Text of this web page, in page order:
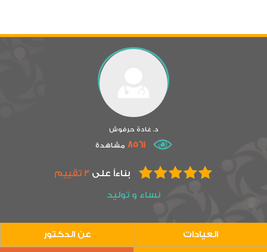
د. غادة حرفوش
8561 مشاهدة
بناءاً على 3 تقييم
نساء و توليد
العيادات عن الدكتور